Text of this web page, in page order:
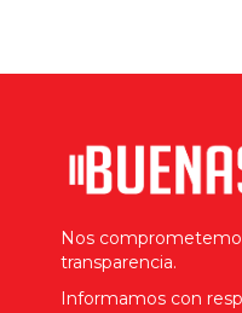
Nos
transparencia.
Informamos con